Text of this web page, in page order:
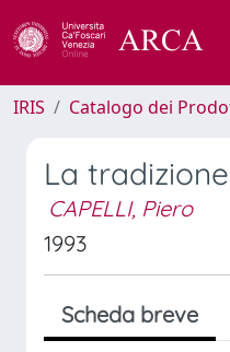
IRIS Catalogo dei
La
CAPELLI, Piero
1993
Scheda breve